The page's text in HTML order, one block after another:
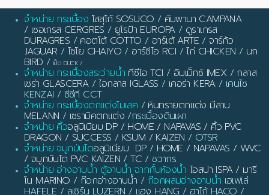
จำหน่าย กระเบื้อง โสสุโก้ SOSUCO / คัมพานา CAMPANA
/ เซอเกรส CERGRES / ยูโรป้า EUROPA/ ดูราเกรส
DURAGRES / คอตโต้ COTTO / อาร์เต้ ARTE /จาร์กัว
JAGUAR / ไชโย CHAIYO / อาร์ซีไอ RCI /ไก่ CHICKEN / นก
BIRD / เป็ด DUCK /
จำหน่าย กระเบื้องสระว่ายน้ำ ทีซีไอ TCI / อิมเม็กซ์ IMEX/ กลาส
เซร่า GLASCERA/ไอกลาส IGLASS / เคอร่า KERA/ เคนไซ
KENZAI / ซีซีที CCT
จำหน่าย กระเบื้องตกแต่งโมเสค / หินทรายตกแต่ง มีลาน
MELANN / เซรามิคตกแต่ง /กระเบื้องดินเผา
จำหน่าย คิ้วอลูมิเนียม DP / HOME / NAPAVAS / คิ้ว PVC
DRAGON / SUCCESS / KSUM / KAIZEN / OTSR
จำหน่าย จมูกบันไดอลูมิเนียม DP / HOME / NAPAVAS / WVC
/ จมูกบันได PVC KAIZEN / TC / ชวากร
จำหน่าย อ่างอาบน้ำ ตู้อาบน้ำ ฉากกั้นห้องน้ำ ไอสปา ISPA / มารี
โน MARINO / ก๊อกอ่างอาบน้ำ / ก๊อกผสมอ่างอาบน้ำ เฮเฟเล่
HAFELE / ลูเซิร์น LUZERN / แฮง HANG / ฮาโก้ HACO /